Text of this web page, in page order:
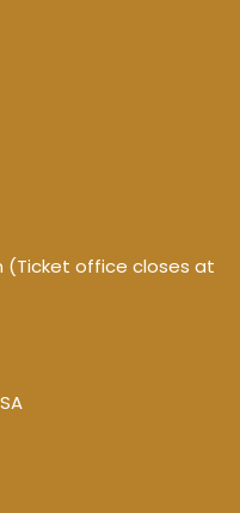
(Ticket office closes at